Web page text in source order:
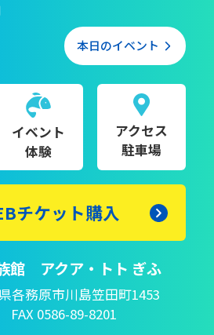
本日のイベント
イベント
体験
アクセス
駐車場
チケット購入
館 アクア・トト ぎふ
各務原市川島笠田町1453
0586-89-8201